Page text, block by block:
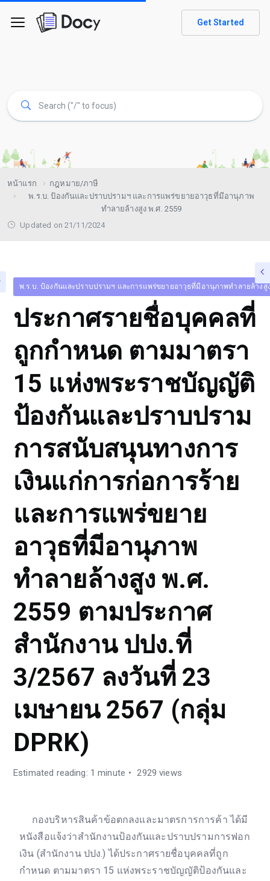
Get Started
หน้าแรก
กฎหมาย/ภาษี
พ.ร.บ. ป้องกันและปราบปรามฯ และการแพร่ขยายอาวุธที่มีอานุภาพ
ทำลายล้างสูง พ.ศ. 2559
Updated on 21/11/2024
พ.ร.บ. ป้องกันและปราบปรามฯ และการแพร่ขยายอาวุธที่มีอานุภาพทำลายล้างสู
ประกาศรายชื่อบุคคลที่
ถูกกำหนด ตามมาตรา
15 แห่งพระราชบัญญัติ
ป้องกันและปราบปราม
การสนับสนุนทางการ
เงินแก่การก่อการร้าย
และการแพร่ขยาย
อาวุธที่มีอานุภาพ
ทำลายล้างสูง พ.ศ.
2559 ตามประกาศ
สำนักงาน ปปง.ที่
3/2567 ลงวันที่ 23
เมษายน 2567 (กลุ่ม
DPRK)
Estimated reading: 1 minute 2929 views
กองบริหารสินค้าข้อตกลงและมาตรการการค้า ได้มี
หนังสือแจ้งว่าสำนักงานป้องกันและปราบปรามการฟอก
เงิน (สำนักงาน ปปง.) ได้ประกาศรายชื่อบุคคลที่ถูก
กำหนด ตามมาตรา 15 แห่งพระราชบัญญัติป้องกันและ